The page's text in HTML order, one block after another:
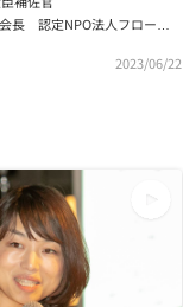
長 認定NPO法人フローレ
2023/06/22